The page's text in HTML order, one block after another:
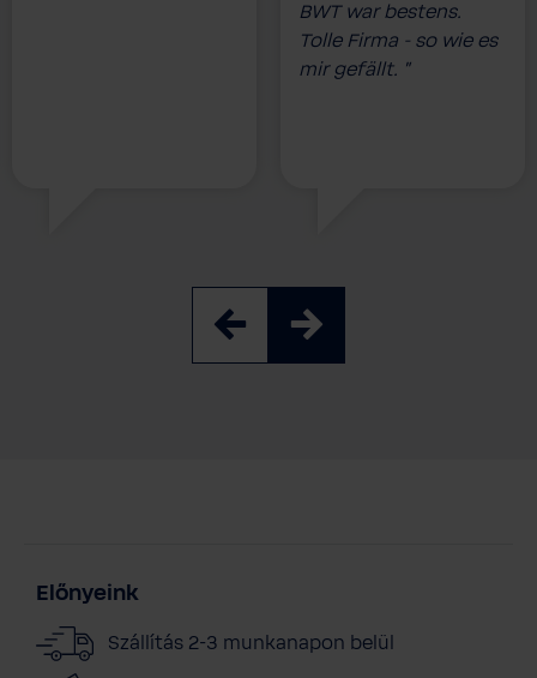
BWT war bestens.
Tolle Firma - so wie es
mir gefällt. ”
Előnyeink
Szállítás 2-3 munkanapon belül